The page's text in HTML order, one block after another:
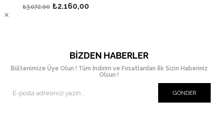
₺2.160,00
₺3.072,00
BIZDEN HABERLER
Bültenimize Üye Olun ! Tüm İndirim ve Fırsatlardan İlk Sizin Haberiniz
Olsun !
GÖNDER